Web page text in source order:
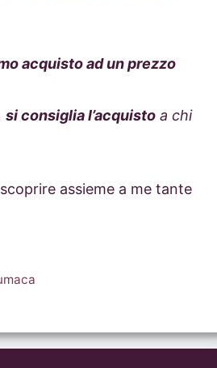
acquisto ad un prezzo
si consiglia l’acquisto a chi
assieme a me tante